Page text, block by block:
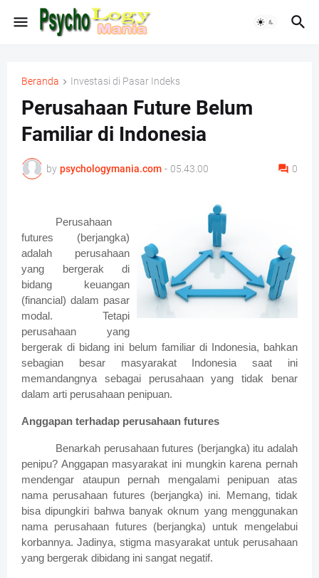
Beranda Investasi di Pasar Indeks
Perusahaan Future Belum
Familiar di Indonesia
by psychologymania.com - 05.43.00 0
Perusahaan
futures (berjangka)
adalah perusahaan
yang bergerak di
bidang keuangan
(financial) dalam pasar
modal. Tetapi
perusahaan yang
bergerak di bidang ini belum familiar di Indonesia, bahkan
sebagian besar masyarakat Indonesia saat ini
memandangnya sebagai perusahaan yang tidak benar
dalam arti perusahaan penipuan.
Anggapan terhadap perusahaan futures
Benarkah perusahaan futures (berjangka) itu adalah
penipu? Anggapan masyarakat ini mungkin karena pernah
mendengar ataupun pernah mengalami penipuan atas
nama perusahaan futures (berjangka) ini. Memang, tidak
bisa dipungkiri bahwa banyak oknum yang menggunakan
nama perusahaan futures (berjangka) untuk mengelabui
korbannya. Jadinya, stigma masyarakat untuk perusahaan
yang bergerak dibidang ini sangat negatif.